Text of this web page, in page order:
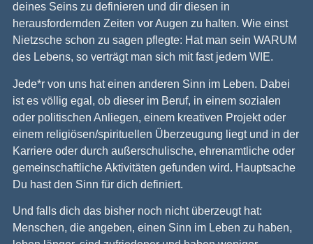
deines Seins zu definieren und dir diesen in
herausfordernden Zeiten vor Augen zu halten. Wie einst
Nietzsche schon zu sagen pflegte: Hat man sein WARUM
des Lebens, so verträgt man sich mit fast jedem WIE.
Jede*r von uns hat einen anderen Sinn im Leben. Dabei
ist es völlig egal, ob dieser im Beruf, in einem sozialen
oder politischen Anliegen, einem kreativen Projekt oder
einem religiösen/spirituellen Überzeugung liegt und in der
Karriere oder durch außerschulische, ehrenamtliche oder
gemeinschaftliche Aktivitäten gefunden wird. Hauptsache
Du hast den Sinn für dich definiert.
Und falls dich das bisher noch nicht überzeugt hat:
Menschen, die angeben, einen Sinn im Leben zu haben,